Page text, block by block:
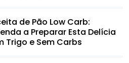
de Pão Low Carb:
a Preparar Esta Delícia
Trigo e Sem Carbs